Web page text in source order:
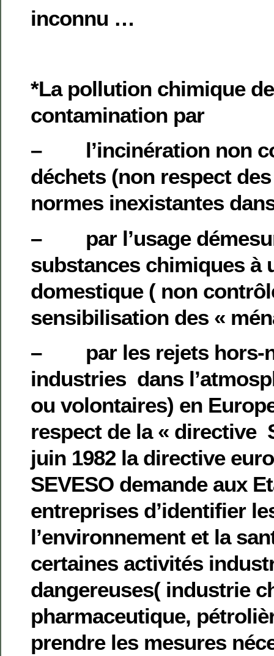
inconnu …
*La pollution chimique
contamination par
– l’incinération non
déchets (non respect
normes inexistantes
– par l’usage
substances chimiques à
domestique ( non
sensibilisation des «
– par les rejets hors-
industries dans
ou volontaires) en
respect de la « directive
juin 1982 la directive
SEVESO demande aux
entreprises d’identifier
l’environnement et la
certaines activités
dangereuses( industrie
pharmaceutique,
prendre les mesures